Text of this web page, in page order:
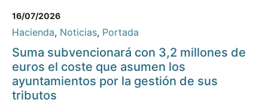
16/07/2026
Hacienda, Noticias, Portada
Suma subvencionará con 3,2 millones de
euros el coste que asumen los
ayuntamientos por la gestión de sus
tributos